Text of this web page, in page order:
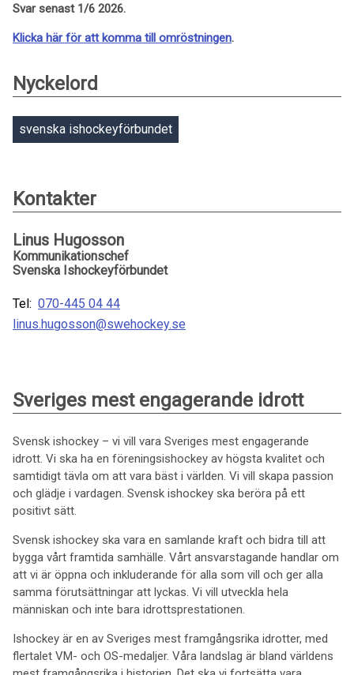
Svar senast 1/6 2026.
Klicka här för att komma till omröstningen.
Nyckelord
svenska ishockeyförbundet
Kontakter
Linus Hugosson
Kommunikationschef
Svenska Ishockeyförbundet
Tel: 070-445 04 44
linus.hugosson@swehockey.se
Sveriges mest engagerande idrott
Svensk ishockey – vi vill vara Sveriges mest engagerande
idrott. Vi ska ha en föreningsishockey av högsta kvalitet och
samtidigt tävla om att vara bäst i världen. Vi vill skapa passion
och glädje i vardagen. Svensk ishockey ska beröra på ett
positivt sätt.
Svensk ishockey ska vara en samlande kraft och bidra till att
bygga vårt framtida samhälle. Vårt ansvarstagande handlar om
att vi är öppna och inkluderande för alla som vill och ger alla
samma förutsättningar att lyckas. Vi vill utveckla hela
människan och inte bara idrottsprestationen.
Ishockey är en av Sveriges mest framgångsrika idrotter, med
flertalet VM- och OS-medaljer. Våra landslag är bland världens